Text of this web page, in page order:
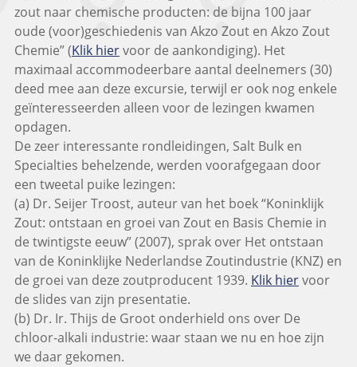
zout naar chemische producten: de bijna 100 jaar
oude (voor)geschiedenis van Akzo Zout en Akzo Zout
Chemie” (Klik hiervoor de aankondiging). Het
maximaal accommodeerbare aantal deelnemers (30)
deed mee aan deze excursie, terwijl er ook nog enkele
geïnteresseerden alleen voor de lezingen kwamen
opdagen.
De zeer interessante rondleidingen, Salt Bulk en
Specialties behelzende, werden voorafgegaan door
een tweetal puike lezingen:
(a) Dr. Seijer Troost, auteur van het boek “Koninklijk
Zout: ontstaan en groei van Zout en Basis Chemie in
de twintigste eeuw” (2007), sprak over Het ontstaan
van de Koninklijke Nederlandse Zoutindustrie (KNZ) en
de groei van deze zoutproducent 1939. Klik hiervoor
de slides van zijn presentatie.
(b) Dr. Ir. Thijs de Groot onderhield ons over De
chloor-alkali industrie: waar staan we nu en hoe zijn
we daar gekomen.